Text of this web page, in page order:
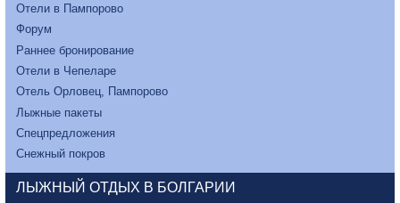
Отели в Пампорово
Форум
Раннее бронирование
Отели в Чепеларе
Отель Орловец, Пампорово
Лыжные пакеты
Спецпредложения
Снежный покров
ЛЫЖНЫЙ ОТДЫХ В БОЛГАРИИ